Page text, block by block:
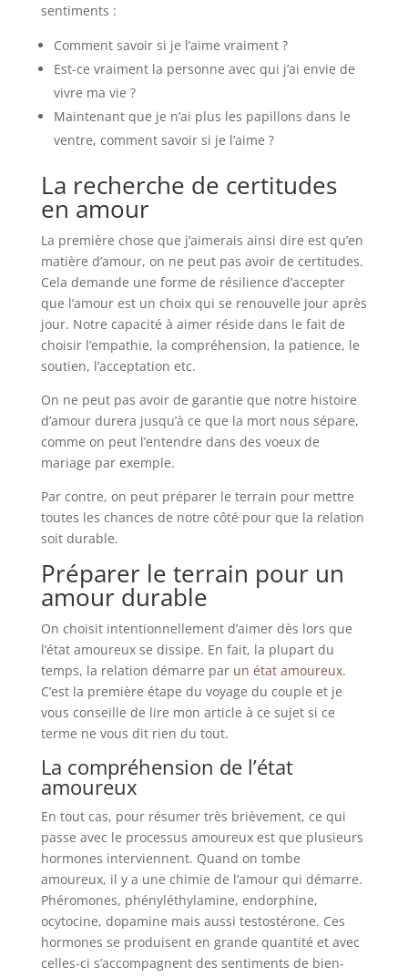
sentiments :
Comment savoir si je l’aime vraiment ?
Est-ce vraiment la personne avec qui j’ai envie de
vivre ma vie ?
Maintenant que je n’ai plus les papillons dans le
ventre, comment savoir si je l’aime ?
La recherche de certitudes
en amour
La première chose que j’aimerais ainsi dire est qu’en
matière d’amour, on ne peut pas avoir de certitudes.
Cela demande une forme de résilience d’accepter
que l’amour est un choix qui se renouvelle jour après
jour. Notre capacité à aimer réside dans le fait de
choisir l’empathie, la compréhension, la patience, le
soutien, l’acceptation etc.
On ne peut pas avoir de garantie que notre histoire
d’amour durera jusqu’à ce que la mort nous sépare,
comme on peut l’entendre dans des voeux de
mariage par exemple.
Par contre, on peut préparer le terrain pour mettre
toutes les chances de notre côté pour que la relation
soit durable.
Préparer le terrain pour un
amour durable
On choisit intentionnellement d’aimer dès lors que
l’état amoureux se dissipe. En fait, la plupart du
temps, la relation démarre par un état amoureux.
C’est la première étape du voyage du couple et je
vous conseille de lire mon article à ce sujet si ce
terme ne vous dit rien du tout.
La compréhension de l’état
amoureux
En tout cas, pour résumer très brièvement, ce qui
passe avec le processus amoureux est que plusieurs
hormones interviennent. Quand on tombe
amoureux, il y a une chimie de l’amour qui démarre.
Phéromones, phényléthylamine, endorphine,
ocytocine, dopamine mais aussi testostérone. Ces
hormones se produisent en grande quantité et avec
celles-ci s’accompagnent des sentiments de bien-